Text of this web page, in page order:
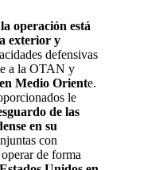
la operación está
exterior y
defensivas
a la OTAN y
Medio Oriente.
le
de las
en su
con
de forma